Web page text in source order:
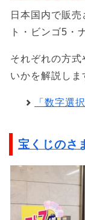
日本国内で販
ト・ビンゴ5・
それぞれの方
いかを解説しま
「数字選
宝くじのさ